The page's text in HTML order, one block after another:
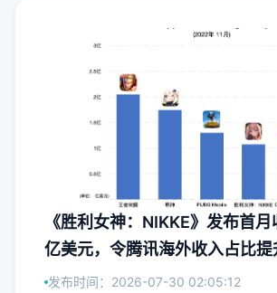
《胜利女神：NIKKE》发布首月
亿美元，令腾讯海外收入占比提
发布时间：2026-07-30 02:05:12